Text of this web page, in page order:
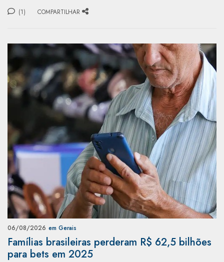
(1) COMPARTILHAR
06/08/2026 em Gerais
Famílias brasileiras perderam R$ 62,5 bilhões
para bets em 2025